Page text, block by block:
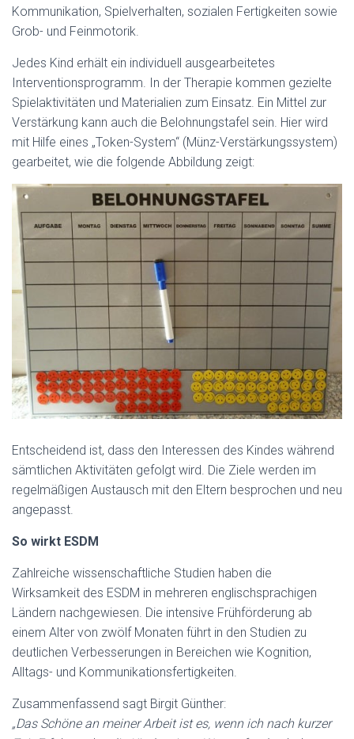
Kommunikation, Spielverhalten, sozialen Fertigkeiten sowie
Grob- und Feinmotorik.
Jedes Kind erhält ein individuell ausgearbeitetes
Interventionsprogramm. In der Therapie kommen gezielte
Spielaktivitäten und Materialien zum Einsatz. Ein Mittel zur
Verstärkung kann auch die Belohnungstafel sein. Hier wird
mit Hilfe eines „Token-System“ (Münz-Verstärkungssystem)
gearbeitet, wie die folgende Abbildung zeigt:
Entscheidend ist, dass den Interessen des Kindes während
sämtlichen Aktivitäten gefolgt wird. Die Ziele werden im
regelmäßigen Austausch mit den Eltern besprochen und neu
angepasst.
So wirkt ESDM
Zahlreiche wissenschaftliche Studien haben die
Wirksamkeit des ESDM in mehreren englischsprachigen
Ländern nachgewiesen. Die intensive Frühförderung ab
einem Alter von zwölf Monaten führt in den Studien zu
deutlichen Verbesserungen in Bereichen wie Kognition,
Alltags- und Kommunikationsfertigkeiten.
Zusammenfassend sagt Birgit Günther:
„Das Schöne an meiner Arbeit ist es, wenn ich nach kurzer